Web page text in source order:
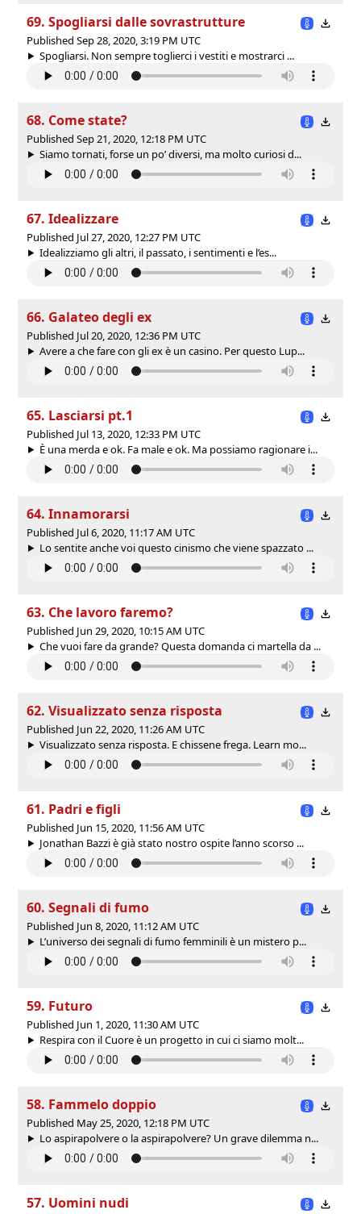
69. Spogliarsi dalle sovrastrutture
Published Sep 28, 2020, 3:19 PM UTC
Spogliarsi. Non sempre toglierci i vestiti e mostrarci ...
68. Come state?
Published Sep 21, 2020, 12:18 PM UTC
Siamo tornati, forse un po’ diversi, ma molto curiosi d...
67. Idealizzare
Published Jul 27, 2020, 12:27 PM UTC
Idealizziamo gli altri, il passato, i sentimenti e l’es...
66. Galateo degli ex
Published Jul 20, 2020, 12:36 PM UTC
Avere a che fare con gli ex è un casino. Per questo Lup...
65. Lasciarsi pt.1
Published Jul 13, 2020, 12:33 PM UTC
È una merda e ok. Fa male e ok. Ma possiamo ragionare i...
64. Innamorarsi
Published Jul 6, 2020, 11:17 AM UTC
Lo sentite anche voi questo cinismo che viene spazzato ...
63. Che lavoro faremo?
Published Jun 29, 2020, 10:15 AM UTC
Che vuoi fare da grande? Questa domanda ci martella da ...
62. Visualizzato senza risposta
Published Jun 22, 2020, 11:26 AM UTC
Visualizzato senza risposta. E chissene frega. Learn mo...
61. Padri e figli
Published Jun 15, 2020, 11:56 AM UTC
Jonathan Bazzi è già stato nostro ospite l’anno scorso ...
60. Segnali di fumo
Published Jun 8, 2020, 11:12 AM UTC
L’universo dei segnali di fumo femminili è un mistero p...
59. Futuro
Published Jun 1, 2020, 11:30 AM UTC
Respira con il Cuore è un progetto in cui ci siamo molt...
58. Fammelo doppio
Published May 25, 2020, 12:18 PM UTC
Lo aspirapolvere o la aspirapolvere? Un grave dilemma n...
57. Uomini nudi